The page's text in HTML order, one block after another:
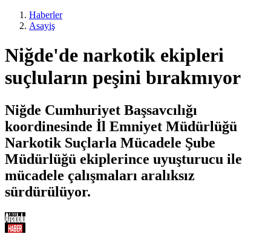
Haberler
Asayiş
Niğde'de narkotik ekipleri
suçluların peşini bırakmıyor
Niğde Cumhuriyet Başsavcılığı
koordinesinde İl Emniyet Müdürlüğü
Narkotik Suçlarla Mücadele Şube
Müdürlüğü ekiplerince uyuşturucu ile
mücadele çalışmaları aralıksız
sürdürülüyor.